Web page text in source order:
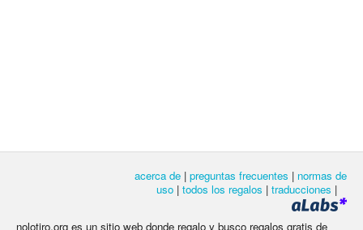
acerca de | preguntas frecuentes | normas de
uso | todos los regalos | traducciones |
nolotiro.org es un sitio web donde regalo y busco regalos gratis de